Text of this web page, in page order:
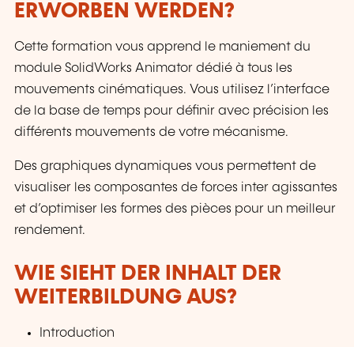
ERWORBEN WERDEN?
Cette formation vous apprend le maniement du
module SolidWorks Animator dédié à tous les
mouvements cinématiques. Vous utilisez l’interface
de la base de temps pour définir avec précision les
différents mouvements de votre mécanisme.
Des graphiques dynamiques vous permettent de
visualiser les composantes de forces inter agissantes
et d’optimiser les formes des pièces pour un meilleur
rendement.
WIE SIEHT DER INHALT DER
WEITERBILDUNG AUS?
Introduction